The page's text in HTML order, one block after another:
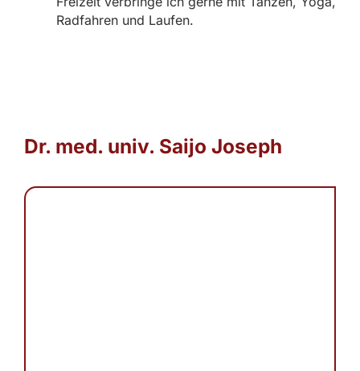
Radfahren und Laufen.
Dr. med. univ. Saijo Joseph